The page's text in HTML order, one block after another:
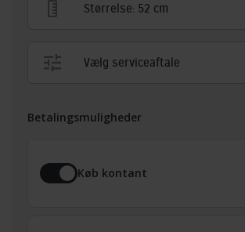
Størrelse: 52 cm
Vælg serviceaftale
Betalingsmuligheder
Køb kontant